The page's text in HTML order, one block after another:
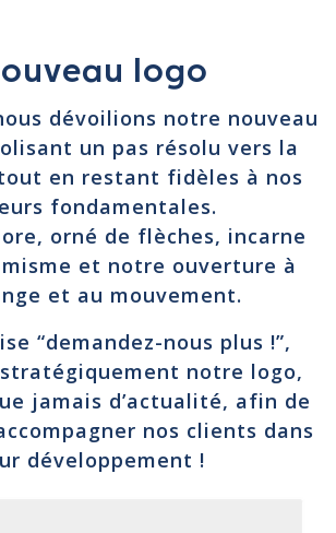
logo
dévoilions notre nouveau
un pas résolu vers la
en restant fidèles à nos
fondamentales.
orné de flèches, incarne
et notre ouverture à
et au mouvement.
“demandez-nous plus !”,
notre logo,
jamais d’actualité, afin de
nos clients dans
développement !